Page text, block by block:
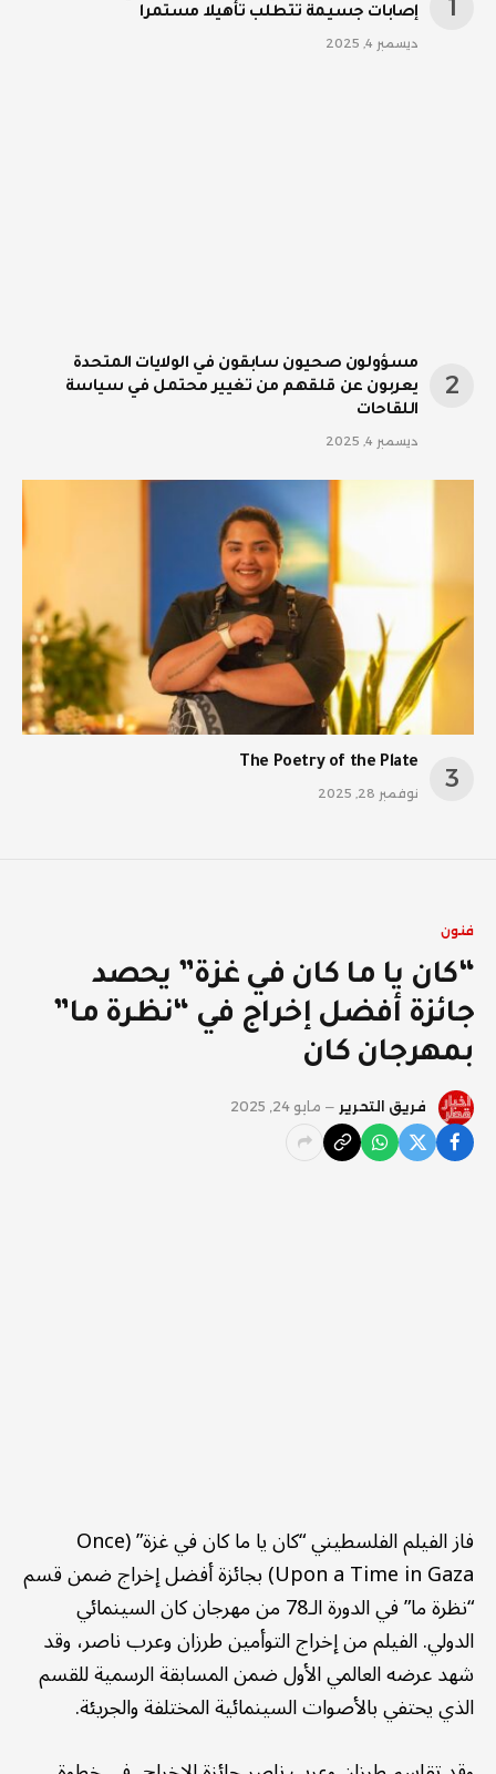
إصابات جسيمة تتطلب تأهيلا مستمرا
ديسمبر 4, 2025
مسؤولون صحيون سابقون في الولايات المتحدة
يعربون عن قلقهم من تغيير محتمل في سياسة
اللقاحات
ديسمبر 4, 2025
The Poetry of the Plate
نوفمبر 28, 2025
فنون
“كان يا ما كان في غزة” يحصد
جائزة أفضل إخراج في “نظرة ما”
بمهرجان كان
فريق التحرير مايو 24, 2025
فاز الفيلم الفلسطيني “كان يا ما كان في غزة” (Once
Upon a Time in Gaza) بجائزة أفضل إخراج ضمن قسم
“نظرة ما” في الدورة الـ78 من مهرجان كان السينمائي
الدولي. الفيلم من إخراج التوأمين طرزان وعرب ناصر، وقد
شهد عرضه العالمي الأول ضمن المسابقة الرسمية للقسم
الذي يحتفي بالأصوات السينمائية المختلفة والجريئة.